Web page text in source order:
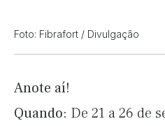
Foto: Fibrafort / Divulgação
Anote aí!
Quando: De 21 a 26 de